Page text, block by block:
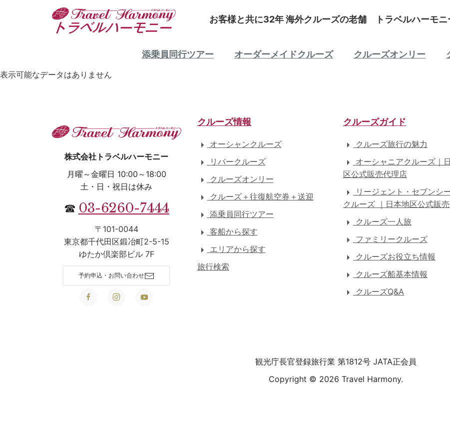
お客様と共に32年 海外クルーズの老舗 トラベルハーモ
添乗員同行ツアー オーダーメイドクルーズ クルーズオンリー
表示可能なデータはありません
株式会社トラベルハーモニー
月曜～金曜日 10:00～18:00
土・日・祝日は休み
☎ 03-6260-7444
〒101-0044
東京都千代田区鍛冶町2-5-15
ゆたか倶楽部ビル 7F
予約申込・お問い合わせ
クルーズ情報
オーシャンクルーズ
リバークルーズ
クルーズオンリー
クルーズ＋往復航空券＋送迎
添乗員同行ツアー
客船から探す
エリアから探す
旅行検索
クルーズガイド
クルーズ旅行の魅力
オーシャニアクルーズ｜
区公式販売代理店
リージェント・セブンシ
クルーズ ｜日本地区公式販
クルーズ一人旅
ファミリークルーズ
クルーズお役立ち情報
クルーズ船基本情報
クルーズQ&A
観光庁長官登録旅行業 第1812号 JATA正会員
Copyright © 2026 Travel Harmony.